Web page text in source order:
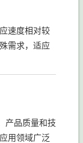
速度相对较
需求，适应
产品质量和技
用领域广泛